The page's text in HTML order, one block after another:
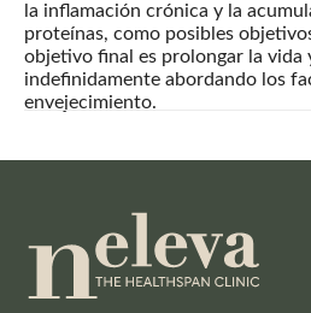
la inflamación crónica y la
proteínas, como posibles
objetivo final es prolongar la vida
indefinidamente abordando los
envejecimiento.